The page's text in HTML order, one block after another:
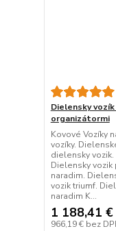
Dielensky
organizátormi
Kovové Vozíky
vozíky.
dielensky
Dielensky vozik
naradim.
vozik triumf.
naradim K...
1 188,41 €
966,19 € bez